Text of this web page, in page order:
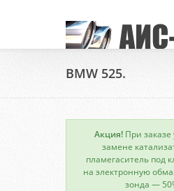
BMW 525.
Акция! При заказе
замене
пламегаситель под
на электронную
зонда —